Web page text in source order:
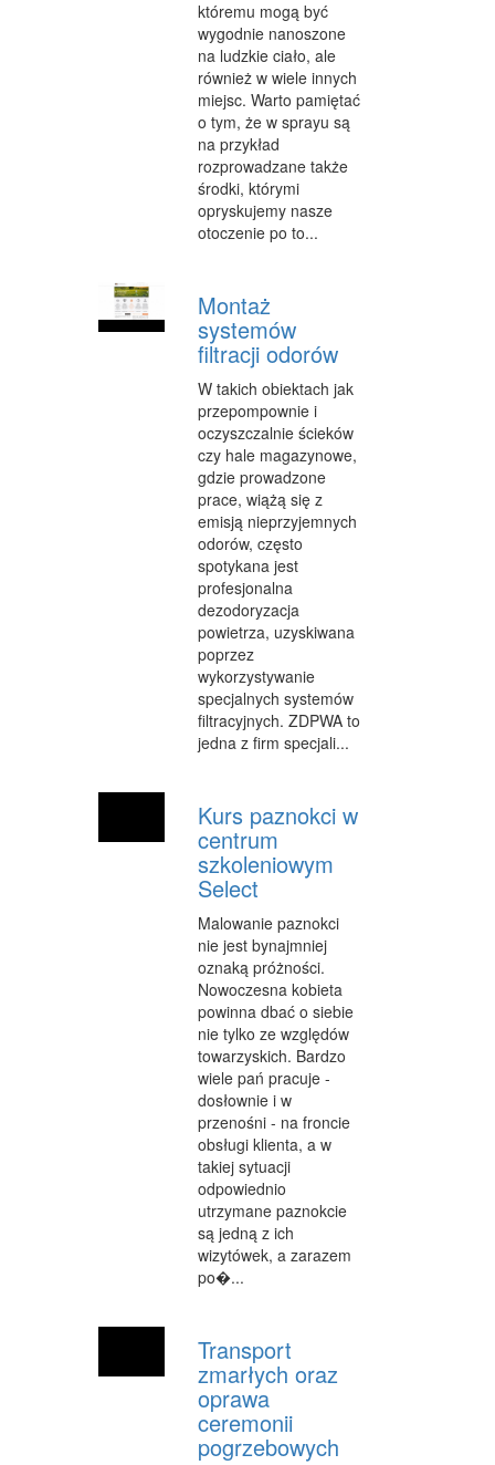
MATERIAŁY REKLAMOWE
INNE AGENCJE
WIGOR
IMPREZY INTEGRACYJNE
HOBBY
PRODUKCJA
INFORMATYCZNE
RESTAURACJE, CATERING
FOTOGRAFIA
ADWOKACI, PORADY PRAWNE
SPRZĄTANIE, PORZĄDKOWANIE
SERWIS
OPIEKA
INNE USŁUGI
KURIER, PRZESYŁKI
WYCIECZKI
HOTELE I NOCLEGI
ZDROWIE
DIETETYKA, ODCHUDZANIE
KOSMETYKI
LECZENIE
SALONY KOSMETYCZNE
SPRZĘT MEDYCZNY
WEB
OPROGRAMOWANIE
KONTAKT
któremu mogą być
wygodnie nanoszone
na ludzkie ciało, ale
również w wiele innych
miejsc. Warto pamiętać
o tym, że w sprayu są
na przykład
rozprowadzane także
środki, którymi
opryskujemy nasze
otoczenie po to...
Montaż
systemów
filtracji odorów
W takich obiektach jak
przepompownie i
oczyszczalnie ścieków
czy hale magazynowe,
gdzie prowadzone
prace, wiążą się z
emisją nieprzyjemnych
odorów, często
spotykana jest
profesjonalna
dezodoryzacja
powietrza, uzyskiwana
poprzez
wykorzystywanie
specjalnych systemów
filtracyjnych. ZDPWA to
jedna z firm specjali...
Kurs paznokci w
centrum
szkoleniowym
Select
Malowanie paznokci
nie jest bynajmniej
oznaką próżności.
Nowoczesna kobieta
powinna dbać o siebie
nie tylko ze względów
towarzyskich. Bardzo
wiele pań pracuje -
dosłownie i w
przenośni - na froncie
obsługi klienta, a w
takiej sytuacji
odpowiednio
utrzymane paznokcie
są jedną z ich
wizytówek, a zarazem
po�...
Transport
zmarłych oraz
oprawa
ceremonii
pogrzebowych